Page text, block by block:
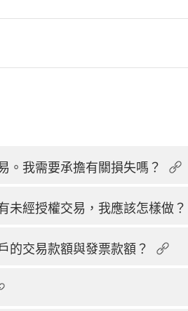
。我需要承擔有關損失嗎？
未經授權交易，我應該怎樣做？
的交易款額與發票款額？